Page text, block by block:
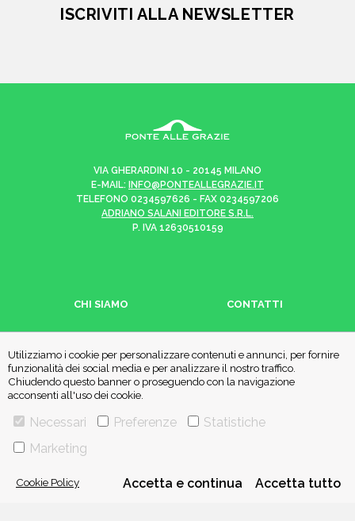
Utilizziamo i cookie per personalizzare contenuti e annunci, per fornire
funzionalità dei social media e per analizzare il nostro traffico.
Chiudendo questo banner o proseguendo con la navigazione
acconsenti all'uso dei cookie.
Necessari Preferenze
Statistiche
Marketing
Cookie Policy Accetta e continua Accetta tutto
ISCRIVITI ALLA NEWSLETTER
VIA GHERARDINI 10 - 20145 MILANO
E-MAIL: INFO@PONTEALLEGRAZIE.IT
TELEFONO 0234597626 - FAX 0234597206
ADRIANO SALANI EDITORE S.R.L.
P. IVA 12630510159
CHI SIAMO CONTATTI
Una casa editrice del
Il sito ponteallegrazie.it partecipa ai programmi di affiliazione di IBS.it
piccola quota dei ricavi sui prodotti linkati e poi acquistati dagli
utenti, senza variazione di prezzo per questi ultimi.